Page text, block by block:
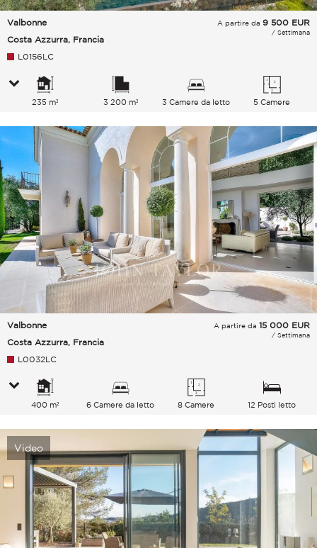
Valbonne
Costa Azzurra, Francia
A partire da 9 500 EUR
/ Settimana
L0156LC
235 m² 3 200 m² 3 Camere da letto 5 Camere
Valbonne
Costa Azzurra, Francia
A partire da 15 000 EUR
/ Settimana
L0032LC
400 m² 6 Camere da letto 8 Camere 12 Posti letto
Video